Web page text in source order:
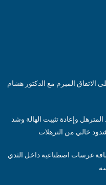
الاتفاق المبرم مع الدكتور هشام
وإعادة تثيبت الهالة وشد
غرسات اصطناعية داخل الثدي